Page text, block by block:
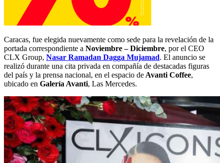
Caracas, fue elegida nuevamente como sede para la revelación de la
portada correspondiente a Noviembre – Diciembre, por el CEO
CLX Group, Nasar Ramadan Dagga Mujamad. El anuncio se
realizó durante una cita privada en compañía de destacadas figuras
del país y la prensa nacional, en el espacio de Avanti Coffee,
ubicado en Galería Avanti, Las Mercedes.